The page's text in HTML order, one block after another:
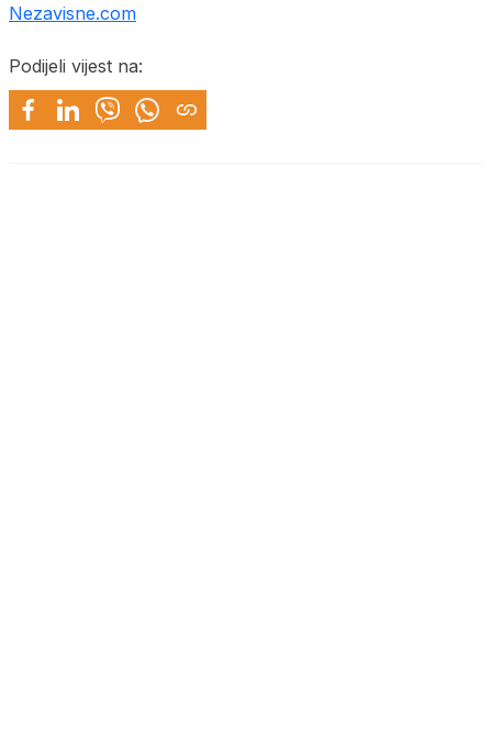
Nezavisne.com
Podijeli vijest na: